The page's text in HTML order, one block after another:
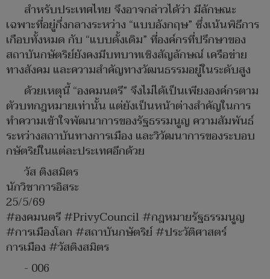
สำหรับประเทศไทย จึงอาจกล่าวได้ว่า มีลักษณะ
เฉพาะที่อยู่กึ่งกลางระหว่าง “แบบอังกฤษ” ซึ่งเน้นพิธีการ
เกือบทั้งหมด กับ “แบบดั้งเดิม” ที่องค์กรที่ปรึกษาของ
สถาบันกษัตริย์ยังคงมีบทบาทเชิงสัญลักษณ์ เครือข่าย
ทางสังคม และความสำคัญทางวัฒนธรรมอยู่ในระดับสูง
ด้วยเหตุนี้ “องคมนตรี” จึงไม่ได้เป็นเพียงองค์กรตาม
ตัวบทกฎหมายเท่านั้น แต่ยังเป็นหน้าต่างสำคัญในการ
ทำความเข้าใจพัฒนาการของรัฐธรรมนูญ ความสัมพันธ์
ระหว่างสถาบันทางการเมือง และวิวัฒนาการของระบอบ
กษัตริย์ในแต่ละประเทศอีกด้วย
วัส ติงสมิตร
นักวิชาการอิสระ
25/5/69
#องคมนตรี #PrivyCouncil #กฎหมายรัฐธรรมนูญ
#การเมืองโลก #สถาบันกษัตริย์ #ประวัติศาสตร์
การเมือง #วัสติงสมิตร
- 006